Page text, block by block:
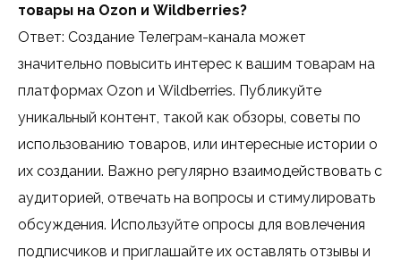
товары на Ozon и Wildberries?
Ответ: Создание Телеграм-канала может
значительно повысить интерес к вашим товарам на
платформах Ozon и Wildberries. Публикуйте
уникальный контент, такой как обзоры, советы по
использованию товаров, или интересные истории о
их создании. Важно регулярно взаимодействовать с
аудиторией, отвечать на вопросы и стимулировать
обсуждения. Используйте опросы для вовлечения
подписчиков и приглашайте их оставлять отзывы и